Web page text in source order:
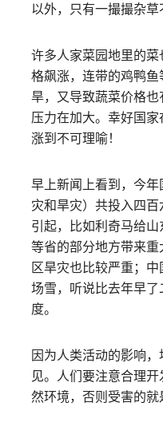
以外，只有一撮撮杂草
许多人家菜园地里的
格飙涨，连带的鸡鸭
旱，又导致蔬菜价格
压力在加大。幸好国
涨到不可理喻！
早上新闻上看到，今
灾和旱灾）共投入四
引起，比如利奇马给
等省的部分地方带来
区旱灾也比较严重；
场雪，听说比去年早
度。
因为人类活动的影响
见。人们要注意合理
然环境，否则受害的就